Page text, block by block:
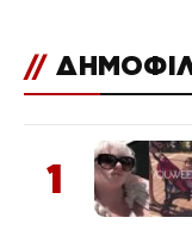
//
1